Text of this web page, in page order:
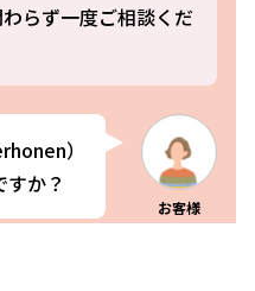
らず一度ご相談くだ
お客様
）
か？